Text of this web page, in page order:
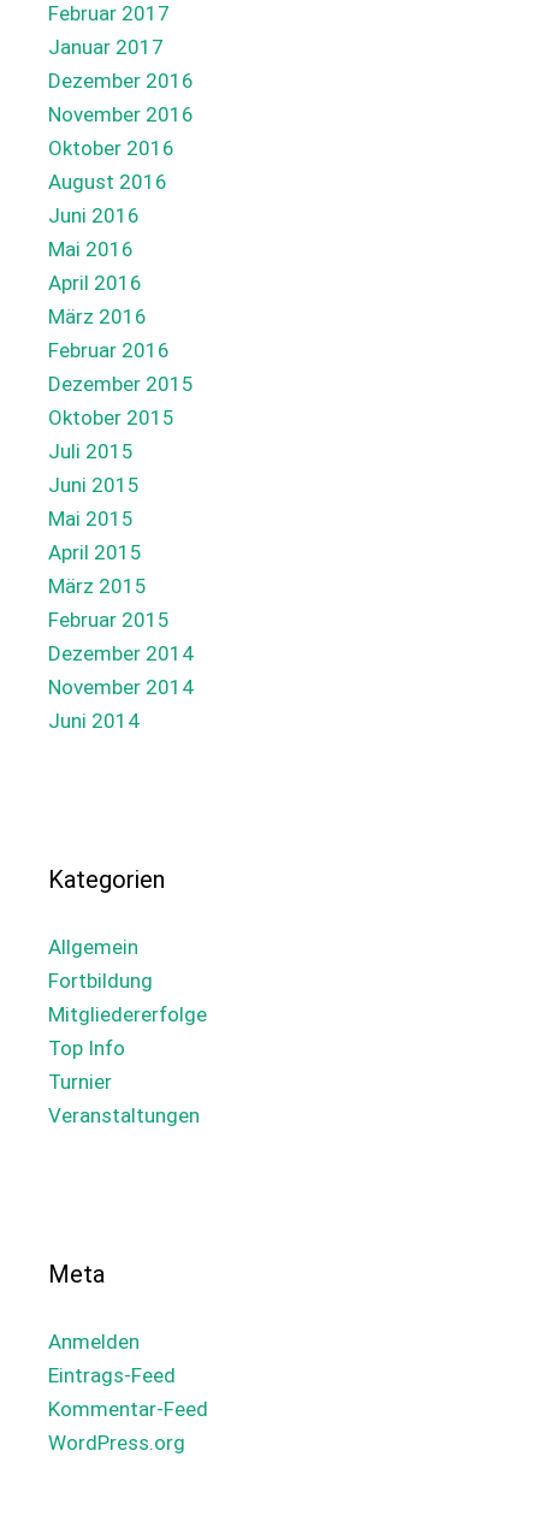
Februar 2017
Januar 2017
Dezember 2016
November 2016
Oktober 2016
August 2016
Juni 2016
Mai 2016
April 2016
März 2016
Februar 2016
Dezember 2015
Oktober 2015
Juli 2015
Juni 2015
Mai 2015
April 2015
März 2015
Februar 2015
Dezember 2014
November 2014
Juni 2014
Kategorien
Allgemein
Fortbildung
Mitgliedererfolge
Top Info
Turnier
Veranstaltungen
Meta
Anmelden
Eintrags-Feed
Kommentar-Feed
WordPress.org